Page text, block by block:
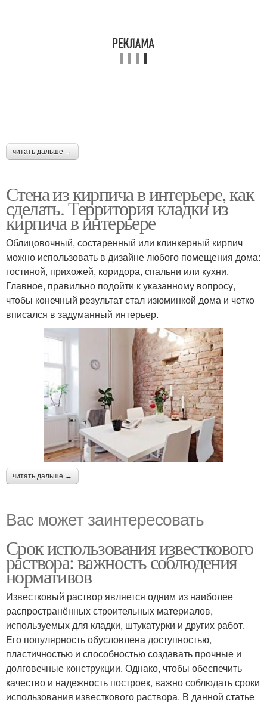
читать дальше →
Стена из кирпича в интерьере, как
сделать. Территория кладки из
кирпича в интерьере
Облицовочный, состаренный или клинкерный кирпич
можно использовать в дизайне любого помещения дома:
гостиной, прихожей, коридора, спальни или кухни.
Главное, правильно подойти к указанному вопросу,
чтобы конечный результат стал изюминкой дома и четко
вписался в задуманный интерьер.
читать дальше →
Вас может заинтересовать
Срок использования известкового
раствора: важность соблюдения
нормативов
Известковый раствор является одним из наиболее
распространённых строительных материалов,
используемых для кладки, штукатурки и других работ.
Его популярность обусловлена доступностью,
пластичностью и способностью создавать прочные и
долговечные конструкции. Однако, чтобы обеспечить
качество и надежность построек, важно соблюдать сроки
использования известкового раствора. В данной статье